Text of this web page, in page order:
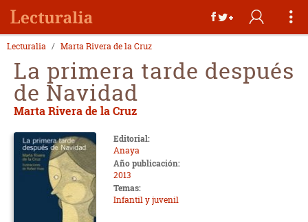
Lecturalia Marta Rivera de la Cruz
La primera tarde después
de Navidad
Marta Rivera de la Cruz
Editorial:
Anaya
Año publicación:
2013
Temas:
Infantil y juvenil